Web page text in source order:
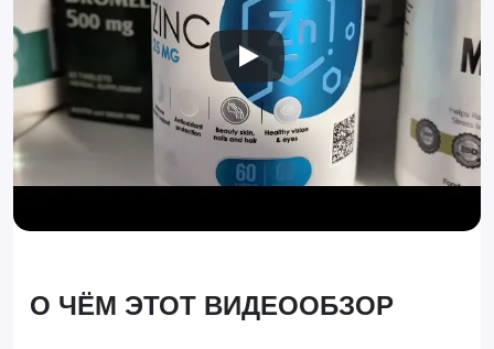
О ЧЁМ ЭТОТ ВИДЕООБЗОР